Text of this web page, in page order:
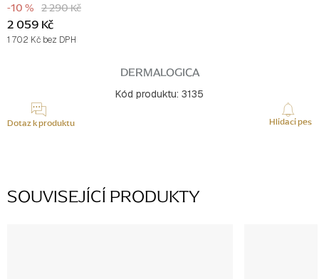
2 290 Kč
-10 %
2 059 Kč
1 702 Kč bez DPH
DERMALOGICA
Kód produktu: 3135
Dotaz k produktu Hlídací pes
SOUVISEJÍCÍ PRODUKTY